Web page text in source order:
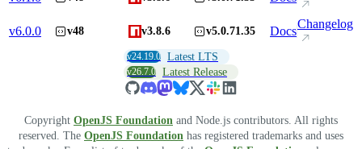
v6.0.0 v48 v3.8.6 v5.0.71.35 Docs
Changelog
v24.19.0 Latest LTS
v26.7.0 Latest Release
Copyright OpenJS Foundation and Node.js contributors. All rights
reserved. The OpenJS Foundation has registered trademarks and uses